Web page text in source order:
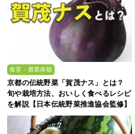
食育・農業体験
京都の伝統野菜「賀茂ナス」とは？
旬や栽培方法、おいしく食べるレシピ
を解説【日本伝統野菜推進協会監修】